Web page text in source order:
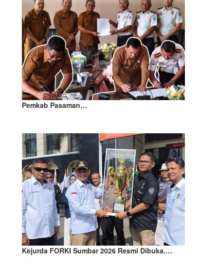
Pemkab Pasaman…
Kejurda FORKI Sumbar 2026 Resmi Dibuka,…